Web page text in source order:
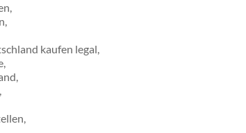
kaufen legal,